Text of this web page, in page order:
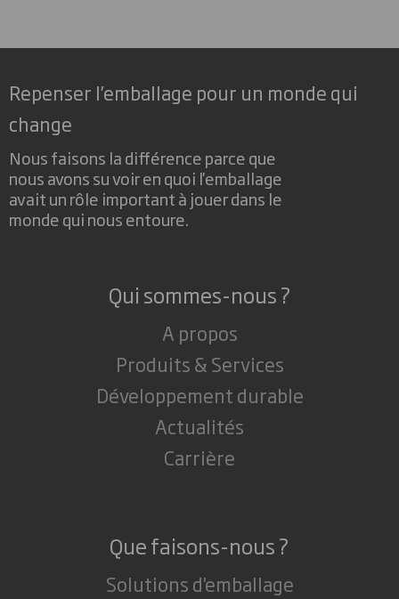
Repenser l’emballage pour un monde qui
change
Nous faisons la différence parce que
nous avons su voir en quoi l'emballage
avait un rôle important à jouer dans le
monde qui nous entoure.
Qui sommes-nous ?
A propos
Produits & Services
Développement durable
Actualités
Carrière
Que faisons-nous ?
Solutions d'emballage